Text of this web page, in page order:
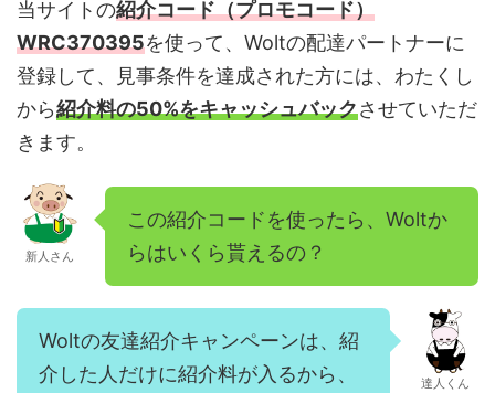
当サイトの紹介コード（プロモコード）
WRC370395を使って、Woltの配達パートナーに
登録して、見事条件を達成された方には、わたくし
から紹介料の50%をキャッシュバックさせていただ
きます。
新人さん
この紹介コードを使ったら、Woltか
らはいくら貰えるの？
Woltの友達紹介キャンペーンは、紹
介した人だけに紹介料が入るから、
達人くん